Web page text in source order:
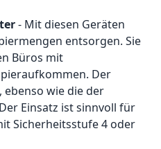
- Mit diesen Geräten
entsorgen. Sie
Büros mit
Der
wie die der
Einsatz ist sinnvoll für
Sicherheitsstufe 4 oder